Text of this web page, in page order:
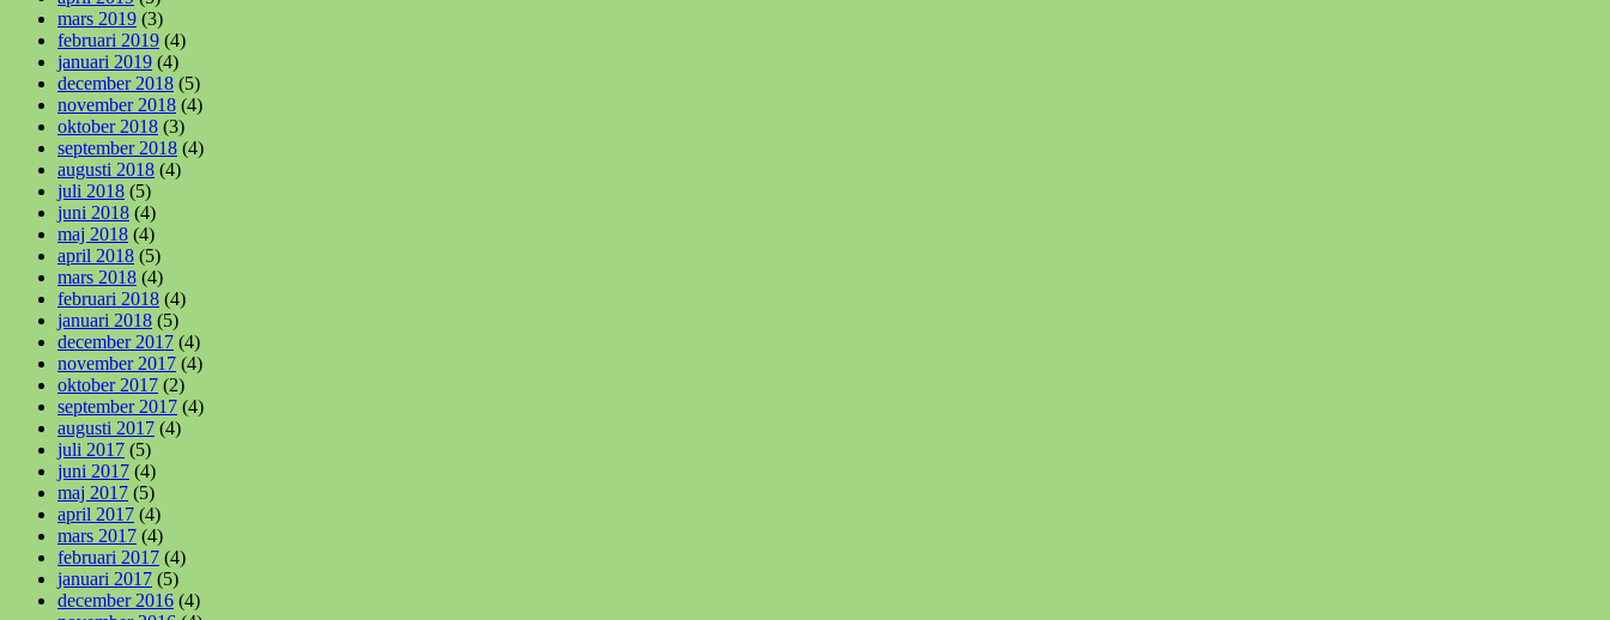
mars 2019 (3)
februari 2019 (4)
januari 2019 (4)
december 2018 (5)
november 2018 (4)
oktober 2018 (3)
september 2018 (4)
augusti 2018 (4)
juli 2018 (5)
juni 2018 (4)
maj 2018 (4)
april 2018 (5)
mars 2018 (4)
februari 2018 (4)
januari 2018 (5)
december 2017 (4)
november 2017 (4)
oktober 2017 (2)
september 2017 (4)
augusti 2017 (4)
juli 2017 (5)
juni 2017 (4)
maj 2017 (5)
april 2017 (4)
mars 2017 (4)
februari 2017 (4)
januari 2017 (5)
december 2016 (4)